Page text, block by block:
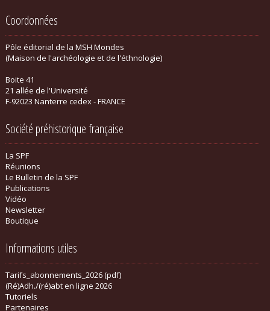
Coordonnées
Pôle éditorial de la MSH Mondes
(Maison de l'archéologie et de l'éthnologie)
Boite 41
21 allée de l'Université
F-92023 Nanterre cedex - FRANCE
Société préhistorique française
La SPF
Réunions
Le Bulletin de la SPF
Publications
Vidéo
Newsletter
Boutique
Informations utiles
Tarifs_abonnements_2026 (pdf)
(Ré)Adh./(ré)abt en ligne 2026
Tutoriels
Partenaires